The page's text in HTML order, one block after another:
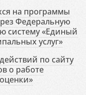
на программы
Федеральную
систему «Единый
услуг»
по сайту
о работе